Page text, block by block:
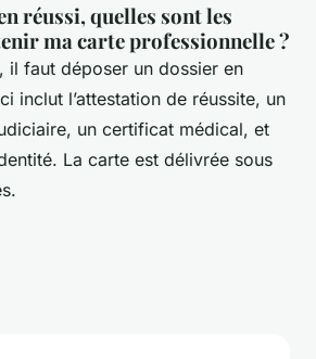
réussi, quelles sont les
ma carte professionnelle ?
il faut déposer un dossier en
inclut l’attestation de réussite, un
un certificat médical, et
La carte est délivrée sous